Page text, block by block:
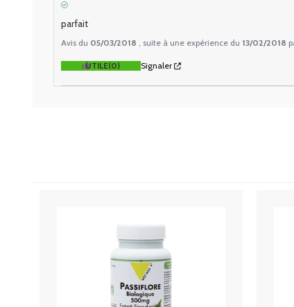
parfait
Avis du 05/03/2018 , suite à une expérience du 13/02/2018
UTILE(0) Signaler